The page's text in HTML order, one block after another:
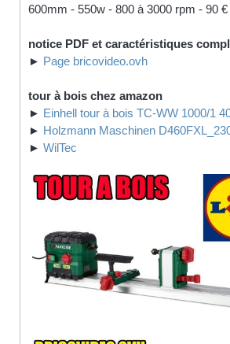
600mm - 550w - 800 à 3000 rpm - 90 €
notice PDF et caractéristiques
► Page bricovideo.ovh
tour à bois chez amazon
► Einhell tour à bois TC-WW 1000/1
► Holzmann Maschinen
► WilTec